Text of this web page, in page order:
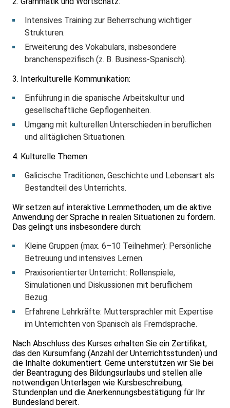
Intensives Training zur Beherrschung wichtiger
Strukturen.
Erweiterung des Vokabulars, insbesondere
branchenspezifisch (z. B. Business-Spanisch).
3. Interkulturelle Kommunikation:
Einführung in die spanische Arbeitskultur und
gesellschaftliche Gepflogenheiten.
Umgang mit kulturellen Unterschieden in beruflichen
und alltäglichen Situationen.
4. Kulturelle Themen:
Galicische Traditionen, Geschichte und Lebensart als
Bestandteil des Unterrichts.
Wir setzen auf interaktive Lernmethoden, um die aktive
Anwendung der Sprache in realen Situationen zu fördern.
Das gelingt uns insbesondere durch:
Kleine Gruppen (max. 6–10 Teilnehmer): Persönliche
Betreuung und intensives Lernen.
Praxisorientierter Unterricht: Rollenspiele,
Simulationen und Diskussionen mit beruflichem
Bezug.
Erfahrene Lehrkräfte: Muttersprachler mit Expertise
im Unterrichten von Spanisch als Fremdsprache.
Nach Abschluss des Kurses erhalten Sie ein Zertifikat,
das den Kursumfang (Anzahl der Unterrichtsstunden) und
die Inhalte dokumentiert. Gerne unterstützen wir Sie bei
der Beantragung des Bildungsurlaubs und stellen alle
notwendigen Unterlagen wie Kursbeschreibung,
Stundenplan und die Anerkennungsbestätigung für Ihr
Bundesland bereit.